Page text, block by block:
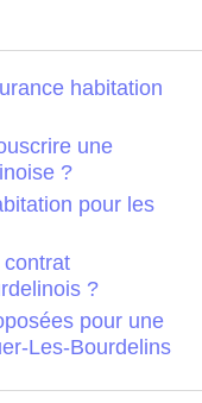
habitation
une
?
pour les
?
pour une
Les-Bourdelins